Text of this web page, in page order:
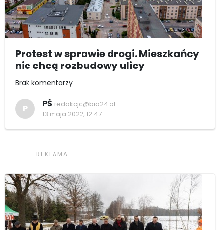
Protest w sprawie drogi. Mieszkańcy
nie chcą rozbudowy ulicy
Brak komentarzy
P PŚ redakcja@bia24.pl
13 maja 2022, 12:47